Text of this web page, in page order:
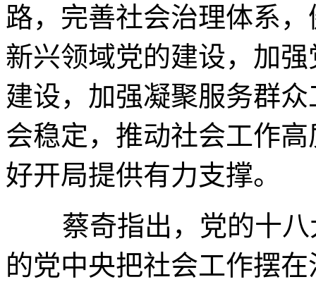
路，完善社会治理体系
新兴领域党的建设，加
建设，加强凝聚服务群
会稳定，推动社会工作
好开局提供有力支撑。
蔡奇指出，党的十八
的党中央把社会工作摆